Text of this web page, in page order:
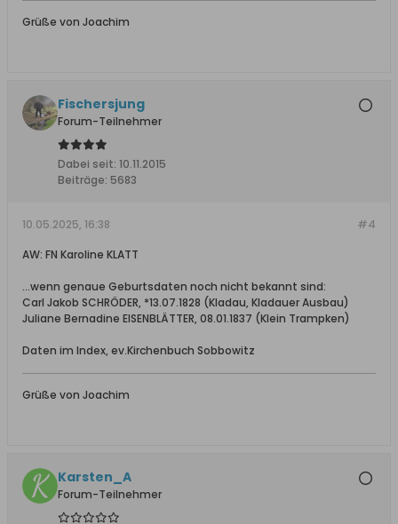
Grüße von Joachim
Fischersjung
Forum-Teilnehmer
Dabei seit: 10.11.2015
Beiträge: 5683
#4
10.05.2025, 16:38
AW: FN Karoline KLATT
...wenn genaue Geburtsdaten noch nicht bekannt sind:
Carl Jakob SCHRÖDER, *13.07.1828 (Kladau, Kladauer Ausbau)
Juliane Bernadine EISENBLÄTTER, 08.01.1837 (Klein Trampken)
Daten im Index, ev.Kirchenbuch Sobbowitz
Grüße von Joachim
Karsten_A
Forum-Teilnehmer